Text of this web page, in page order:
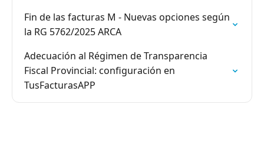
Fin de las facturas M - Nuevas opciones según
la RG 5762/2025 ARCA
Adecuación al Régimen de Transparencia
Fiscal Provincial: configuración en
TusFacturasAPP